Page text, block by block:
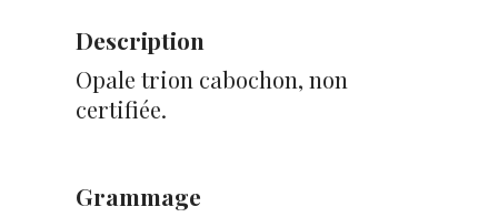
Description
Opale trion cabochon, non
certifiée.
Grammage